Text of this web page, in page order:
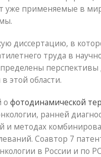
уже применяемые в
диссертацию, в
труда в
этой области.
о фотодинамической
ранней
и методах
Соавтор 7
в России и по